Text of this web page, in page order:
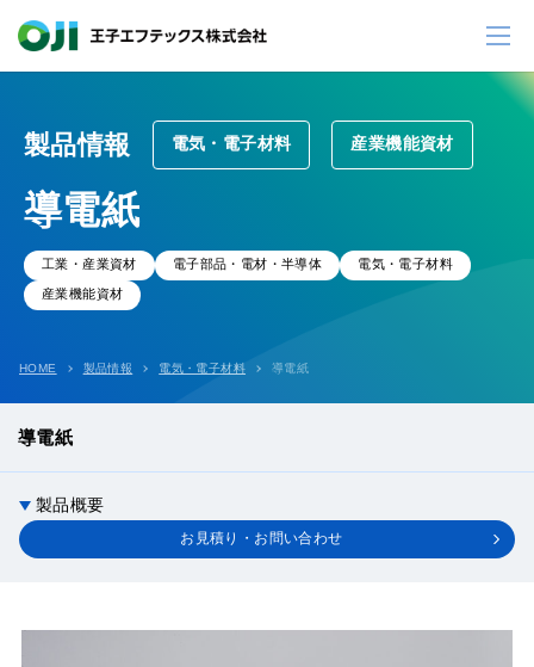
製品情報 電気・電子材料 産業機能資材
導電紙
工業・産業資材 電子部品・電材・半導体 電気・電子材料
産業機能資材
HOME 製品情報 電気・電子材料 導電紙
導電紙
製品概要
お見積り・お問い合わせ